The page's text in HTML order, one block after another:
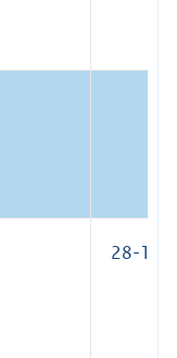
28-12-